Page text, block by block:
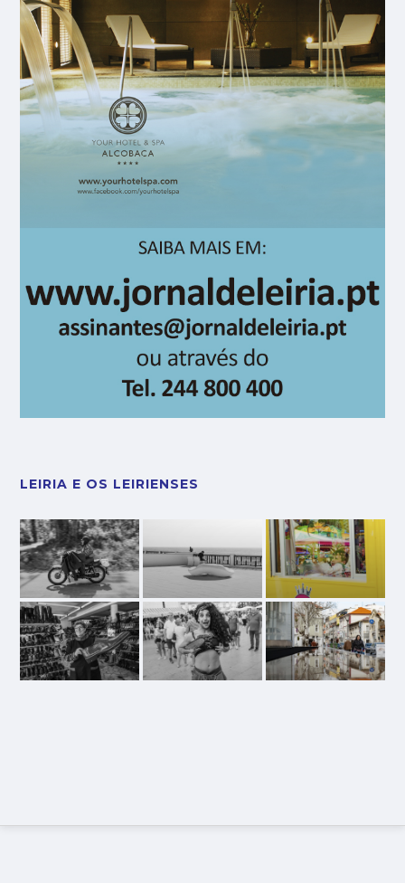
LEIRIA E OS LEIRIENSES